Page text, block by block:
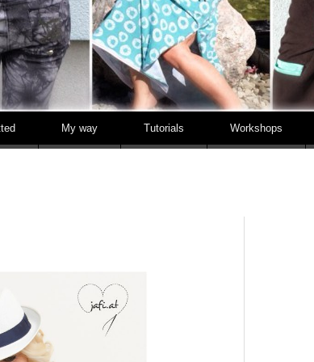
My way Tutorials Workshops